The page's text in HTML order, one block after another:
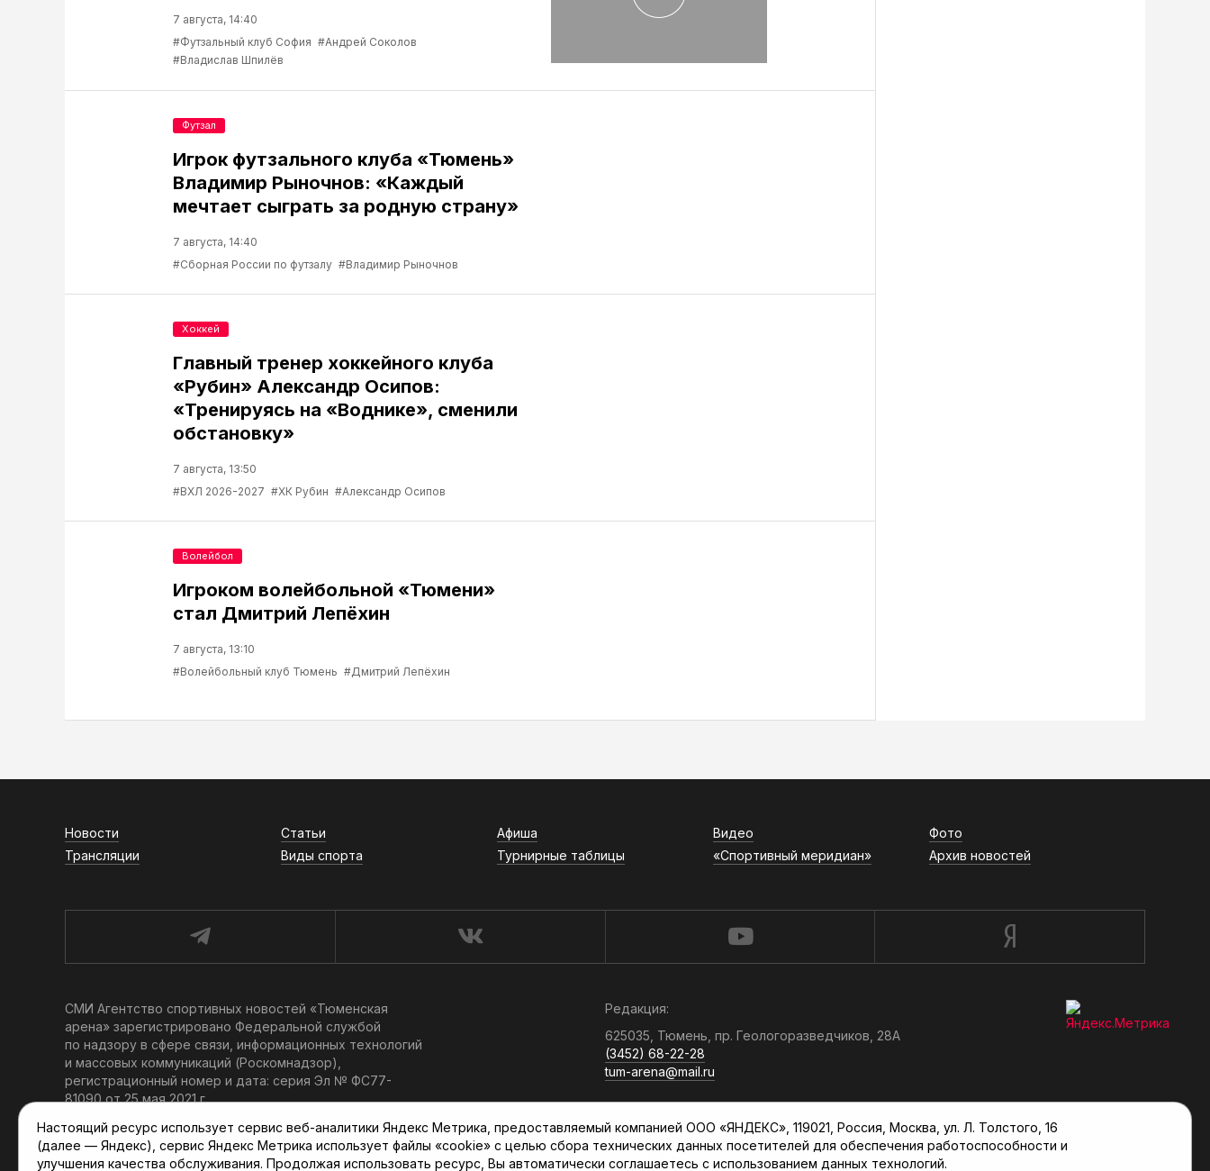
7 августа, 14:40
#Футзальный клуб София #Андрей Соколов
#Владислав Шпилёв
Игрок футзального клуба «Тюмень»
Владимир Рыночнов: «Каждый
мечтает сыграть за родную страну»
7 августа, 14:40
#Сборная России по футзалу #Владимир Рыночнов
Футзал
Главный тренер хоккейного клуба
«Рубин» Александр Осипов:
«Тренируясь на «Воднике», сменили
обстановку»
7 августа, 13:50
#ВХЛ 2026-2027 #ХК Рубин #Александр Осипов
Хоккей
Игроком волейбольной «Тюмени»
стал Дмитрий Лепёхин
7 августа, 13:10
#Волейбольный клуб Тюмень #Дмитрий Лепёхин
Волейбол
Новости Статьи Афиша Видео
Фото
Трансляции
Виды спорта Турнирные таблицы «Спортивный меридиан» Архив новостей
СМИ Агентство спортивных новостей «Тюменская
арена» зарегистрировано Федеральной службой
по надзору в сфере связи, информационных технологий
и массовых коммуникаций (Роскомнадзор),
регистрационный номер и дата: серия Эл № ФС77-
81090 от 25 мая 2021 г.
Главный редактор: Мартынов В. В.
При использовании материалов ссылка обязательна.
Редакция:
625035, Тюмень, пр. Геологоразведчиков, 28А
(3452) 68-22-28
tum-arena@mail.ru
Отдел продаж:
(3452) 68-89-78
kotovaev@sibinformburo.ru
Настоящий ресурс использует сервис веб-аналитики Яндекс Метрика, предоставляемый компанией ООО «ЯНДЕКС», 119021, Россия, Москва, ул. Л. Толстого, 16
(далее — Яндекс), сервис Яндекс Метрика использует файлы «cookie» с целью сбора технических данных посетителей для обеспечения работоспособности и
улучшения качества обслуживания. Продолжая использовать ресурс, Вы автоматически соглашаетесь с использованием данных технологий.